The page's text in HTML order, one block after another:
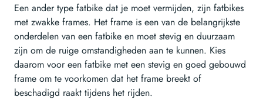
Een ander type fatbike dat je moet vermijden, zijn fatbikes
met zwakke frames. Het frame is een van de belangrijkste
onderdelen van een fatbike en moet stevig en duurzaam
zijn om de ruige omstandigheden aan te kunnen. Kies
daarom voor een fatbike met een stevig en goed gebouwd
frame om te voorkomen dat het frame breekt of
beschadigd raakt tijdens het rijden.